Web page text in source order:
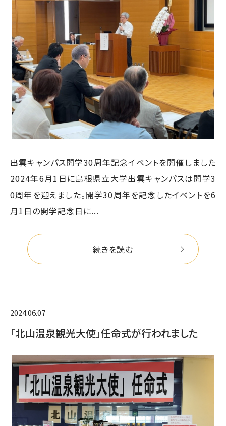
出雲キャンパス開学30周年記念イベントを開催しました
2024年6月1日に島根県立大学出雲キャンパスは開学3
0周年を迎えました。開学30周年を記念したイベントを6
月1日の開学記念日に...
続きを読む
2024.06.07
「北山温泉観光大使」任命式が行われました